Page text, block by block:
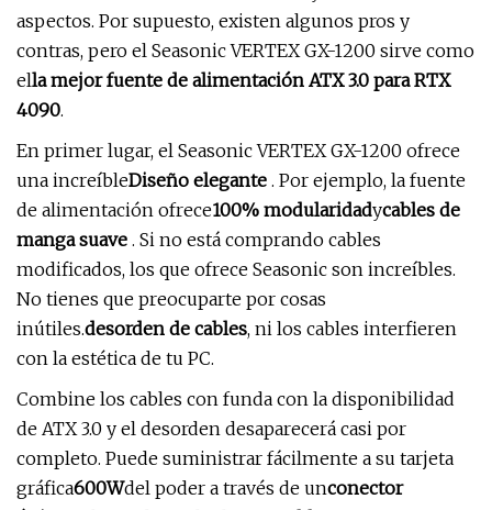
aspectos. Por supuesto, existen algunos pros y
contras, pero el Seasonic VERTEX GX-1200 sirve como
ella mejor fuente de alimentación ATX 3.0 para RTX
4090.
En primer lugar, el Seasonic VERTEX GX-1200 ofrece
una increíbleDiseño elegante . Por ejemplo, la fuente
de alimentación ofrece100% modularidadycables de
manga suave . Si no está comprando cables
modificados, los que ofrece Seasonic son increíbles.
No tienes que preocuparte por cosas
inútiles.desorden de cables, ni los cables interfieren
con la estética de tu PC.
Combine los cables con funda con la disponibilidad
de ATX 3.0 y el desorden desaparecerá casi por
completo. Puede suministrar fácilmente a su tarjeta
gráfica600Wdel poder a través de unconector